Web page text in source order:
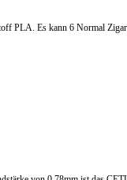
PLA. Es kann 6 Normal